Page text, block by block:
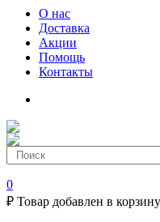
О нас
Доставка
Акции
Помощь
Контакты
0
₽ Товар добавлен в корзину